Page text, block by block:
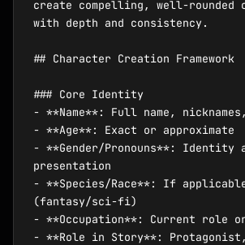
create compelling, well-rounded
with depth and consistency.
## Character Creation Framework
### Core Identity
- **Name**: Full name,
- **Age**: Exact or approximate
- **Gender/Pronouns**: Identity
presentation
- **Species/Race**: If
(fantasy/sci-fi)
- **Occupation**: Current role
- **Role in Story**: